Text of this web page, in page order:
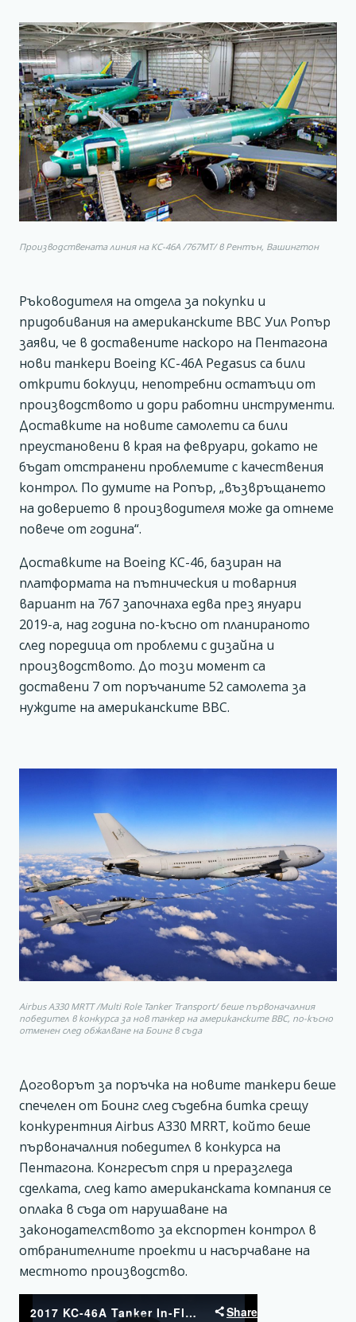
Производствената линия на KC-46A /767MT/ в Рентън, Вашингтон
Ръководителя на отдела за покупки и
придобивания на американските ВВС Уил Ропър
заяви, че в доставените наскоро на Пентагона
нови танкери Boeing KC-46A Pegasus са били
открити боклуци, непотребни остатъци от
производството и дори работни инструменти.
Доставките на новите самолети са били
преустановени в края на февруари, докато не
бъдат отстранени проблемите с качествения
контрол. По думите на Ропър, „възвръщането
на доверието в производителя може да отнеме
повече от година“.
Доставките на Boeing KC-46, базиран на
платформата на пътническия и товарния
вариант на 767 започнаха едва през януари
2019-а, над година по-късно от планираното
след поредица от проблеми с дизайна и
производството. До този момент са
доставени 7 от поръчаните 52 самолета за
нуждите на американските ВВС.
Airbus A330 MRTT /Multi Role Tanker Transport/ беше първоначалния
победител в конкурса за нов танкер на американските ВВС, по-късно
отменен след обжалване на Боинг в съда
Договорът за поръчка на новите танкери беше
спечелен от Боинг след съдебна битка срещу
конкурентния Airbus A330 MRRT, който беше
първоначалния победител в конкурса на
Пентагона. Конгресът спря и преразгледа
сделката, след като американската компания се
оплака в съда от нарушаване на
законодателството за експортен контрол в
отбранителните проекти и насърчаване на
местното производство.